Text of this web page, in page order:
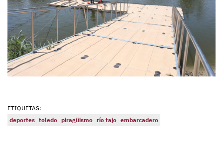
ETIQUETAS:
deportes toledo piragüismo río tajo embarcadero